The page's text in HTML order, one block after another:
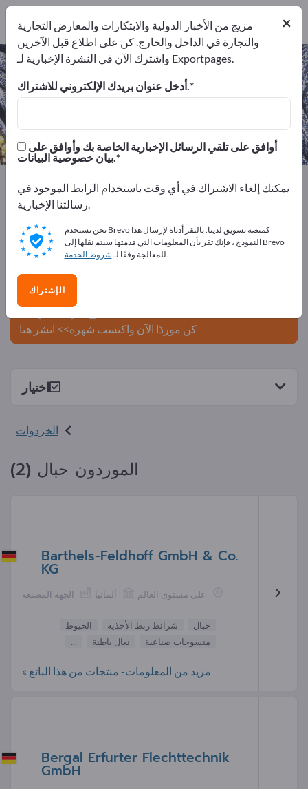
حبال – اعثر على الشركات المصنعة
والموردين
Exportpages المنسوجات الملابس الخردوات حبال
أعلن مجانًا على Exportpages!
الاحتياجات – العروض – السلع المستعملة – جهات الاتصال
التجارية >> ابدأ من هنا
انشر شركتك ومنتجاتك على
Exportpages.
كن موردًا الآن واكتسب شهرة>> انشر هنا
اختيار
الخردوات
الموردون حبال (2)
Barthels-Feldhoff GmbH & Co.
KG
الجهة المصنعة ألمانيا على مستوى العالم
حبال شرائط ربط الأحذية
الخيوط
منسوجات صناعية
نعال باطنة ...
مزيد من المعلومات- منتجات من هذا البائع »
Bergal Erfurter Flechttechnik
GmbH
×
مزيج من الأخبار الدولية والابتكارات والمعارض التجارية
والتجارة في الداخل والخارج. كن على اطلاع قبل الآخرين
واشترك الآن في النشرة الإخبارية لـ Exportpages.
أدخل عنوان بريدك الإلكتروني للاشتراك.
بيان خصوصية البيانات.
يمكنك إلغاء الاشتراك في أي وقت باستخدام الرابط الموجود في
رسالتنا الإخبارية.
نحن نستخدم Brevo كمنصة تسويق لدينا. بالنقر أدناه لإرسال هذا
النموذج ، فإنك تقر بأن المعلومات التي قدمتها سيتم نقلها إلى Brevo
للمعالجة وفقًا لـشروط الخدمة .
الإشتراك